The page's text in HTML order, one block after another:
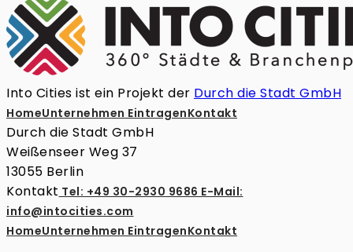
Into Cities ist ein Projekt der Durch die Stadt GmbH
HomeUnternehmen EintragenKontakt
Durch die Stadt GmbH
Weißenseer Weg 37
13055 Berlin
Kontakt Tel: +49 30-2930 9686 E-Mail:
info@intocities.com
HomeUnternehmen EintragenKontakt